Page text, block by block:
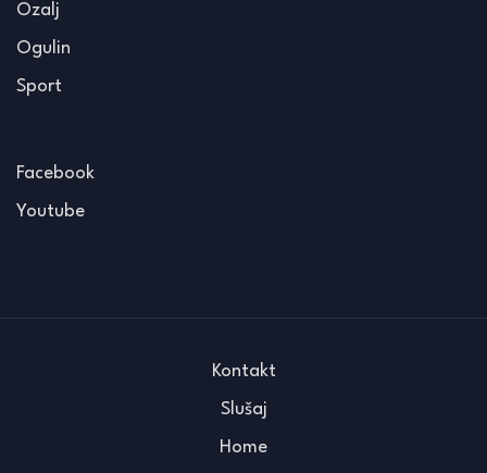
Ozalj
Ogulin
Sport
Facebook
Youtube
Kontakt
Slušaj
Home